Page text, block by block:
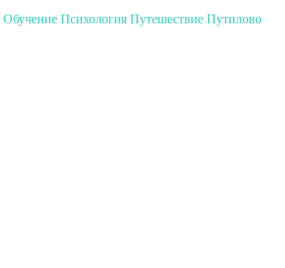
Обучение Психология Путешествие Путилово